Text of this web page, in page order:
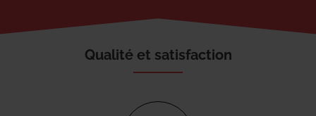
Qualité et satisfaction